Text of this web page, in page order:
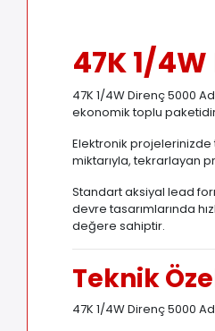
47K 1/
47K 1/4W Direnç 5000
ekonomik toplu
Elektronik projelerinizde
miktarıyla, tekrarlayan
Standart aksiyal lead
devre tasarımlarında
değere sahiptir.
Teknik
47K 1/4W Direnç 5000